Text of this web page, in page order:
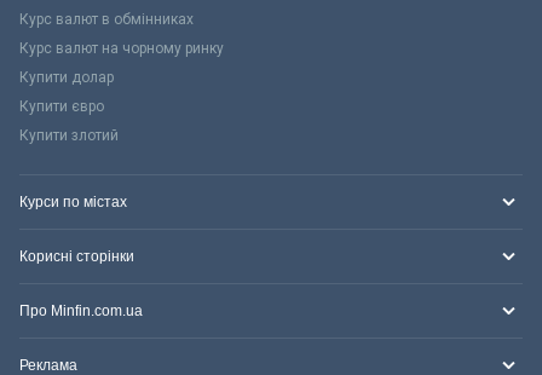
Курс валют в обмінниках
Курс валют на чорному ринку
Купити долар
Купити євро
Купити злотий
Курси по містах
Корисні сторінки
Про Minfin.com.ua
Реклама